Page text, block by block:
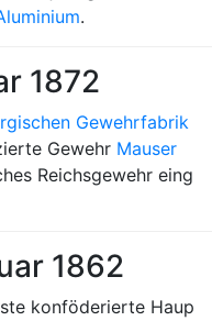
.
1872
Gewehrfabrik
Gewehr Mauser
Reichsgewehr eing
1862
konföderierte Haup